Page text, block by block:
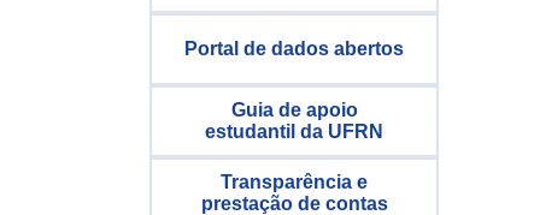
Portal de dados abertos
Guia de apoio
estudantil da UFRN
Transparência e
prestação de contas